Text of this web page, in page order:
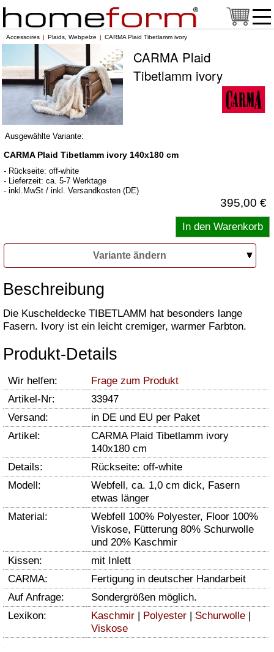
Accessoires Plaids, Webpelze CARMA Plaid Tibetlamm ivory
CARMA Plaid
Tibetlamm ivory
Ausgewählte Variante:
CARMA Plaid Tibetlamm ivory 140x180 cm
- Rückseite: off-white
- Lieferzeit: ca. 5-7 Werktage
- inkl.MwSt / inkl. Versandkosten (DE)
395,00 €
Variante ändern
Beschreibung
Die Kuscheldecke TIBETLAMM hat besonders lange
Fasern. Ivory ist ein leicht cremiger, warmer Farbton.
Produkt-Details
Wir helfen:
Frage zum Produkt
Artikel-Nr:
33947
Versand:
in DE und EU per Paket
Artikel:
CARMA Plaid Tibetlamm ivory
140x180 cm
Details:
Rückseite: off-white
Modell:
Webfell, ca. 1,0 cm dick, Fasern
etwas länger
Material:
Webfell 100% Polyester, Floor 100%
Viskose, Fütterung 80% Schurwolle
und 20% Kaschmir
Kissen:
mit Inlett
CARMA:
Fertigung in deutscher Handarbeit
Auf Anfrage:
Sondergrößen möglich.
Lexikon:
Kaschmir | Polyester | Schurwolle |
Viskose